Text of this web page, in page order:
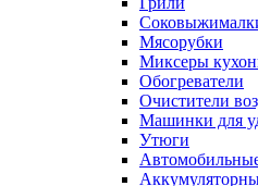
Мясорубки
Миксеры
Обогреватели
Очистители
Машинки для
Утюги